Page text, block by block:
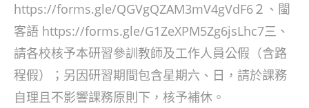
https://forms.gle/QGVgQZAM3mV4gVdF6２、閩
客語 https://forms.gle/G1ZeXPM5Zg6jsLhc7三、
請各校核予本研習參訓教師及工作人員公假（含路
程假）；另因研習期間包含星期六、日，請於課務
自理且不影響課務原則下，核予補休。